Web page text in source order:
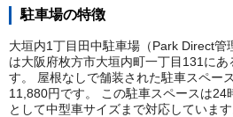
駐車場の特徴
大垣内1丁目田中駐車場（Park Direct管
は大阪府枚方市大垣内町一丁目131に
す。 屋根なしで舗装された駐車スペー
11,880円です。 この駐車スペースは24
として中型車サイズまで対応していま